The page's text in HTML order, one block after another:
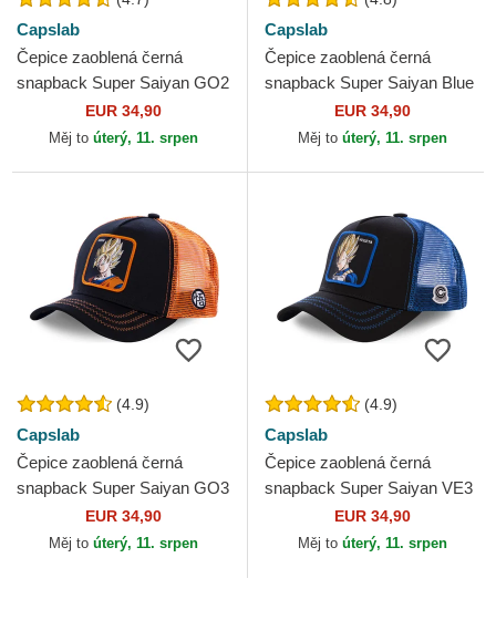
Capslab
Čepice zaoblená černá
snapback Super Saiyan GO2
Son Goku Dragon Ball
Capslab
EUR 34,90
Měj to úterý, 11. srpen
Capslab
Čepice zaoblená černá
snapback Super Saiyan Blue
CAS GOK1 Son Goku
Dragon Ball Capslab
EUR 34,90
Měj to úterý, 11. srpen
(4.9)
Capslab
Čepice zaoblená černá
snapback Super Saiyan GO3
Son Goku Dragon Ball
Capslab
EUR 34,90
Měj to úterý, 11. srpen
(4.9)
Capslab
Čepice zaoblená černá
snapback Super Saiyan VE3
Vegeta Dragon Ball Capslab
EUR 34,90
Měj to úterý, 11. srpen